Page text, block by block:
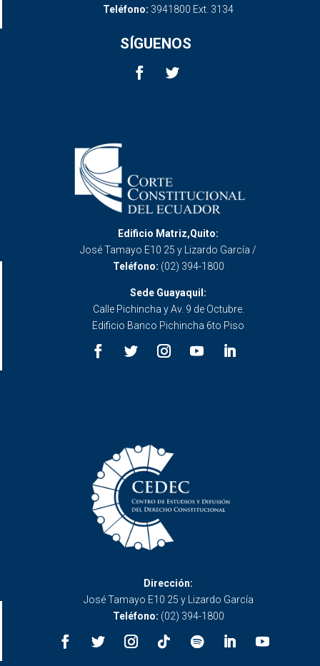
Teléfono: 3941800 Ext. 3134
SÍGUENOS
Edificio Matriz,Quito:
José Tamayo E10 25 y Lizardo García /
Teléfono: (02) 394-1800
Sede Guayaquil:
Calle Pichincha y Av. 9 de Octubre.
Edificio Banco Pichincha 6to Piso
Dirección:
José Tamayo E10 25 y Lizardo García
Teléfono: (02) 394-1800